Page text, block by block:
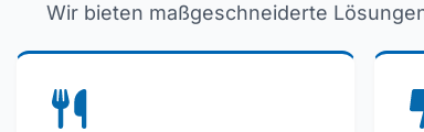
Wir bieten maßgeschneiderte